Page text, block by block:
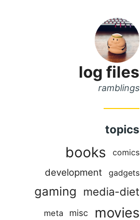
log files
ramblings
topics
books comics
development gadgets
gaming media-diet
meta misc movies